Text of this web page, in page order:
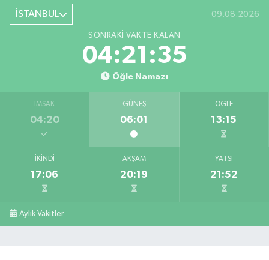
İSTANBUL 09.08.2026
SONRAKI VAKTE KALAN
04:21:35
Öğle Namazı
İMSAK
04:20
GÜNEŞ
06:01
ÖĞLE
13:15
İKINDI
17:06
AKŞAM
20:19
YATSI
21:52
Aylık Vakitler